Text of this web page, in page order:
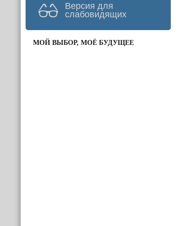
Версия для
слабовидящих
МОЙ ВЫБОР, МОЁ БУДУЩЕЕ